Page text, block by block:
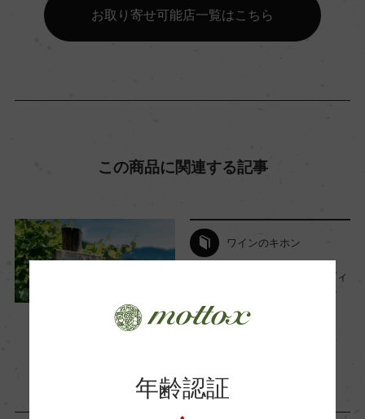
ー
Wine Advocate 獲得点
国内ワイン専門誌評価歴
ー
Wine Spectator 得点
お取り寄せ可能店一覧はこちら
この商品に関連する記事
ワインのキホン
2番目に愛される白 『ソーヴィ
ニヨン・ブラン』完全ガイド
2023年6月1日
年齢認証